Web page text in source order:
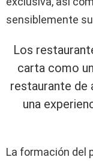
sensiblemente
Los
carta como
restaurante de
una
La formación del